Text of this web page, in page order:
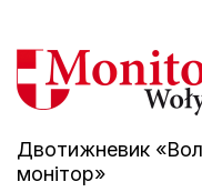
Двотижневик
монітор»